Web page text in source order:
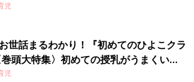
児
世話まるわかり！『初めてのひよこクラ
頭大特集〉初めての授乳がうまくい
・ミルクの基本と夏のトラブル 解決テ
児